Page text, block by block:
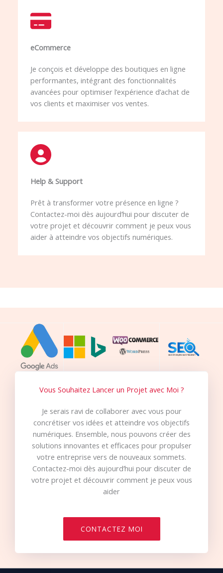
eCommerce​
Je conçois et développe des boutiques en ligne
performantes, intégrant des fonctionnalités
avancées pour optimiser l’expérience d’achat de
vos clients et maximiser vos ventes.
Help & Support​
Prêt à transformer votre présence en ligne ?
Contactez-moi dès aujourd’hui pour discuter de
votre projet et découvrir comment je peux vous
aider à atteindre vos objectifs numériques.
Vous Souhaitez Lancer un Projet avec Moi ?
Je serais ravi de collaborer avec vous pour
concrétiser vos idées et atteindre vos objectifs
numériques. Ensemble, nous pouvons créer des
solutions innovantes et efficaces pour propulser
votre entreprise vers de nouveaux sommets.
Contactez-moi dès aujourd’hui pour discuter de
votre projet et découvrir comment je peux vous
aider
CONTACTEZ MOI